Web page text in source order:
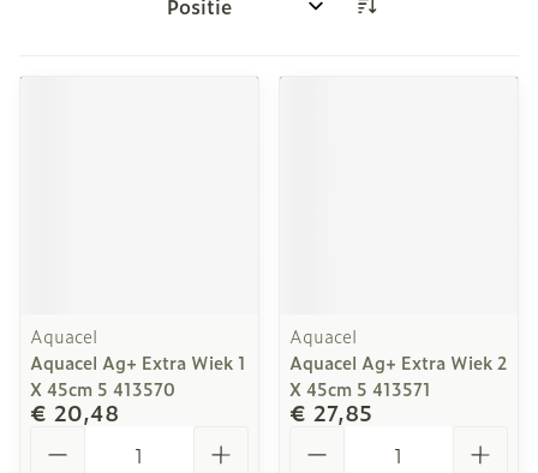
Sorteer op:
Aquacel
Aquacel Ag+ Extra Wiek 1
X 45cm 5 413570
€ 20,48
Aquacel
Aquacel Ag+ Extra Wiek 2
X 45cm 5 413571
€ 27,85